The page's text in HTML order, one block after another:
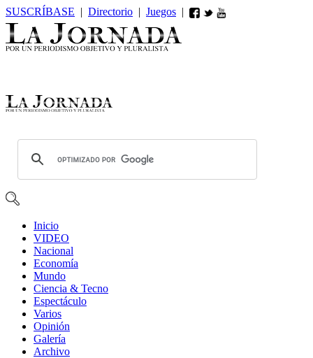
SUSCRÍBASE | Directorio | Juegos |
Inicio
VIDEO
Nacional
Economía
Mundo
Ciencia & Tecno
Espectáculo
Varios
Opinión
Galería
Archivo